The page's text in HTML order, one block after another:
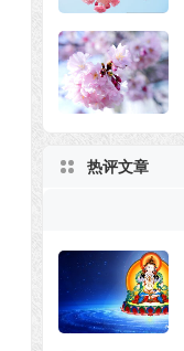
热评文章